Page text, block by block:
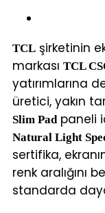
TCL şirketinin
markası TCL
yatırımlarına
üretici, yakın
Slim Padpaneli
Natural Light
sertifika,
renk aralığını
standarda